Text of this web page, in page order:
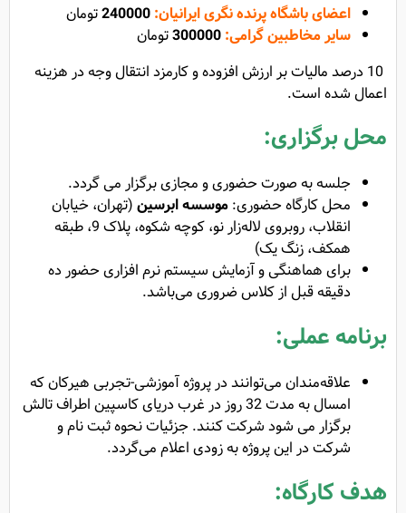
اعضای باشگاه پرنده نگری ایرانیان:
تومان
سایر مخاطبین گرامی:
تومان
10 درصد مالیات بر ارزش افزوده و کارمزد انتقال وجه در هزینه
اعمال شده است.
محل برگزاری:
جلسه به صورت حضوری و مجازی برگزار می گردد.
محل کارگاه حضوری:موسسه ابرسین(تهران، خیابان
انقلاب، روبروی لاله‌زار نو، کوچه شکوه، پلاک 9، طبقه
همکف، زنگ یک)
برای هماهنگی و آزمایش سیستم نرم افزاری حضور ده
دقیقه قبل از کلاس ضروری می‌باشد.
برنامه عملی:
علاقه‌مندان می‌توانند در پروژه آموزشی-تجربی هیرکان که
امسال به مدت 32 روز در غرب دریای کاسپین اطراف تالش
برگزار می ‌شود شرکت کنند. جزئیات نحوه ثبت نام و
شرکت در این پروژه به زودی اعلام می‌گردد.
هدف کارگاه: